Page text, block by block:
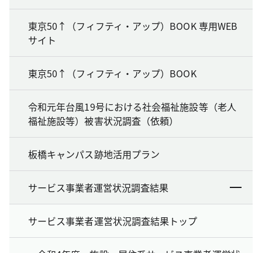
東京50↑（フィフティ・アップ）BOOK 専用WEB
サイト
東京50↑（フィフティ・アップ）BOOK
令和元年台風19号における社会福祉施設等（老人
福祉施設等）被害状況調査（依頼）
板橋キャンパス跡地活用プラン
サービス事業者運営状況調査結果
サービス事業者運営状況調査結果トップ